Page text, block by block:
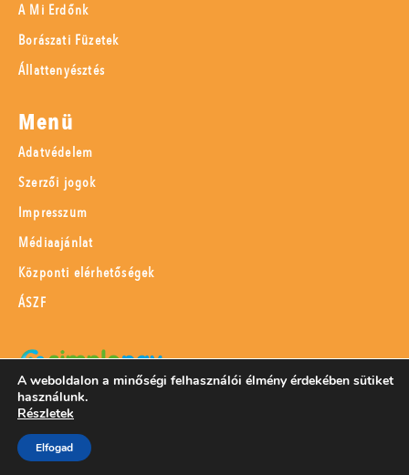
A Mi Erdőnk
Borászati Füzetek
Állattenyésztés
Menü
Adatvédelem
Szerzői jogok
Impresszum
Médiaajánlat
Központi elérhetőségek
ÁSZF
SimplePay adattovábbítási nyilatkozat
A weboldalon a minőségi felhasználói élmény érdekében sütiket
használunk.
Részletek
Elfogad